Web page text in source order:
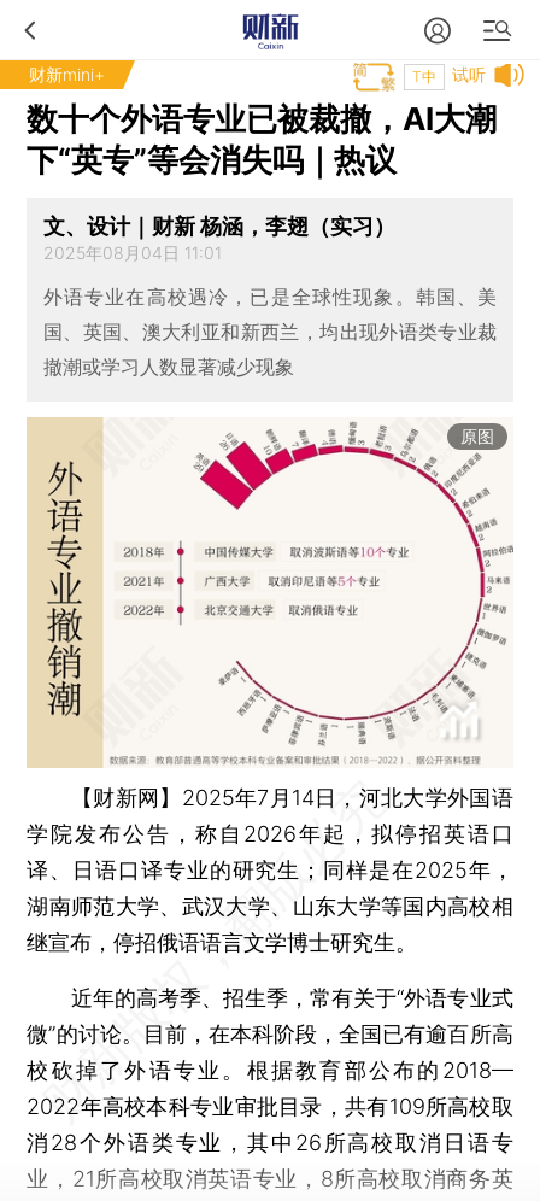
财新mini+ 试听
T中
数十个外语专业已被裁撤，AI大潮
下“英专”等会消失吗｜热议
文、设计｜财新 杨涵，李翅（实习）
2025年08月04日 11:01
外语专业在高校遇冷，已是全球性现象。韩国、美
国、英国、澳大利亚和新西兰，均出现外语类专业裁
撤潮或学习人数显著减少现象
原图
【财新网】 2025年7月14日，河北大学外国语
学院发布公告，称自2026年起，拟停招英语口
译、日语口译专业的研究生；同样是在2025年，
湖南师范大学、武汉大学、山东大学等国内高校相
继宣布，停招俄语语言文学博士研究生。
近年的高考季、招生季，常有关于“外语专业式
微”的讨论。目前，在本科阶段，全国已有逾百所高
校砍掉了外语专业。根据教育部公布的2018—
2022年高校本科专业审批目录，共有109所高校取
消28个外语类专业，其中26所高校取消日语专
业，21所高校取消英语专业，8所高校取消商务英